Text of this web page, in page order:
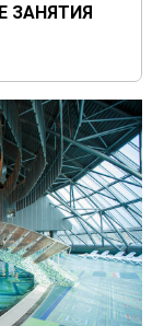
ЗАНЯТИЯ